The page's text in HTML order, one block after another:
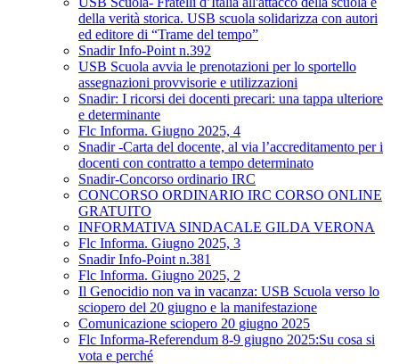
della verità storica. USB scuola solidarizza con autori
ed editore di “Trame del tempo”
Snadir Info-Point n.392
USB Scuola avvia le prenotazioni per lo sportello
assegnazioni provvisorie e utilizzazioni
Snadir: I ricorsi dei docenti precari: una tappa ulteriore
e determinante
Flc Informa. Giugno 2025, 4
Snadir -Carta del docente, al via l’accreditamento per i
docenti con contratto a tempo determinato
Snadir-Concorso ordinario IRC
CONCORSO ORDINARIO IRC CORSO ONLINE
GRATUITO
INFORMATIVA SINDACALE GILDA VERONA
Flc Informa. Giugno 2025, 3
Snadir Info-Point n.381
Flc Informa. Giugno 2025, 2
Il Genocidio non va in vacanza: USB Scuola verso lo
sciopero del 20 giugno e la manifestazione
Comunicazione sciopero 20 giugno 2025
Flc Informa-Referendum 8-9 giugno 2025:Su cosa si
vota e perché